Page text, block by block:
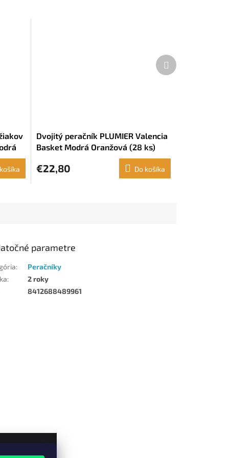
Dvojitý peračník PLUMIER Valencia
Basket Modrá Oranžová (28 ks)
€22,80 Do košíka
Ďalší
produkt
parametre
:
Peračníky
:
2 roky
8412688489961